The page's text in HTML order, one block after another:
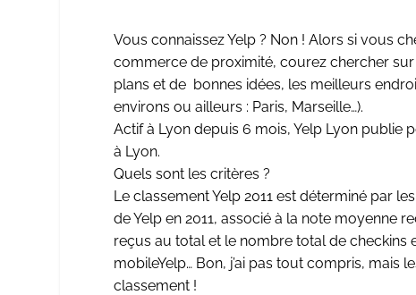
Vous connaissezYelp? Non ! Alors si vous
commerce de proximité, courez chercher
plans et de bonnes idées, les meilleurs
environs ou ailleurs : Paris, Marseille…).
Actif à Lyon depuis 6 mois, Yelp Lyon publie
à Lyon.
Quels sont les critères ?
Le classement Yelp 2011 est déterminé par
de Yelp en 2011, associé à la note moyenne
reçus au total et le nombre total de checkins
mobileYelp… Bon, j’ai pas tout compris, mais
classement !